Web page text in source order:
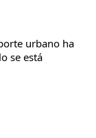
urbano ha
se está